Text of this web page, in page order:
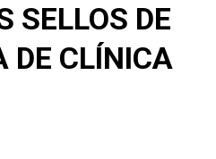
SELLOS DE
DE CLÍNICA